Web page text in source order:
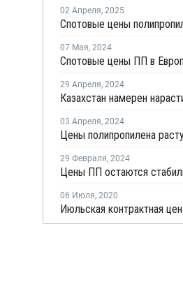
02 Апреля, 2025
07 Мая, 2024
Спотовые цены ПП в
29 Апреля, 2024
03 Апреля, 2024
Цены полипропилена
29 Февраля, 2024
Цены ПП остаются
06 Июля, 2020